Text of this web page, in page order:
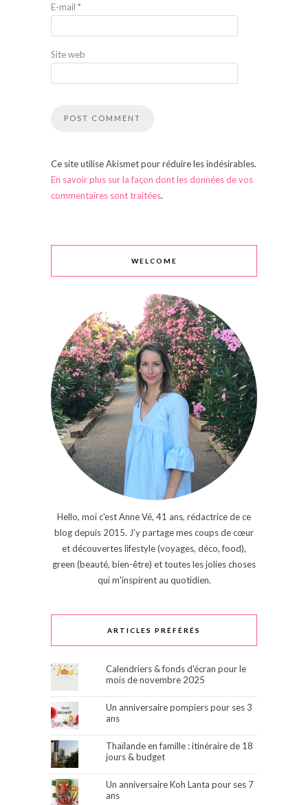
E-mail *
Site web
Ce site utilise Akismet pour réduire les indésirables.
En savoir plus sur la façon dont les données de vos
commentaires sont traitées.
WELCOME
Hello, moi c'est Anne Vé, 41 ans, rédactrice de ce
blog depuis 2015. J'y partage mes coups de cœur
et découvertes lifestyle (voyages, déco, food),
green (beauté, bien-être) et toutes les jolies choses
qui m'inspirent au quotidien.
ARTICLES PRÉFÉRÉS
Calendriers & fonds d'écran pour le
mois de novembre 2025
Un anniversaire pompiers pour ses 3
ans
Thaïlande en famille : itinéraire de 18
jours & budget
Un anniversaire Koh Lanta pour ses 7
ans